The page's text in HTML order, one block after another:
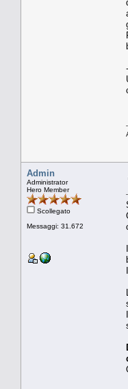
Admin
Administrator
Hero Member
Scollegato
Messaggi: 31.672